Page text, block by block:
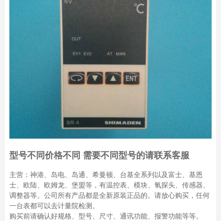
型号不同价格不同 需要不同型号的请联系客服
主营：神港、岛电、岛通、希曼顿、台基全系列以及富士、基恩
士、欧陆、欧姆龙、堡盟等，有温控表、模块、氧探头、传感器、
调整器等。公司所有产品都是全新原装正品的。请放心购买，任何
一台表都可以去计量院检测。
购买前请确认好规格、型号、尺寸、通讯功能、报警功能等等。